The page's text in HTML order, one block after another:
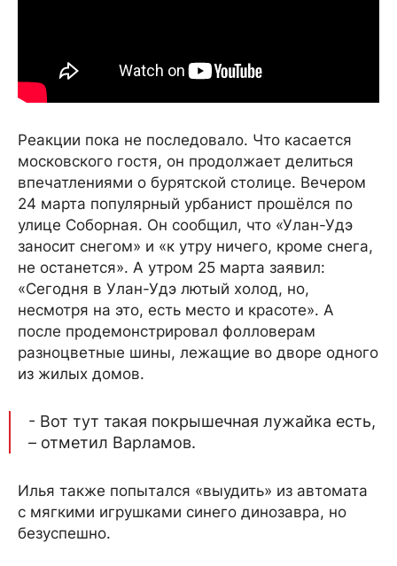
Реакции пока не последовало. Что касается
московского гостя, он продолжает делиться
впечатлениями о бурятской столице. Вечером
24 марта популярный урбанист прошёлся по
улице Соборная. Он сообщил, что «Улан-Удэ
заносит снегом» и «к утру ничего, кроме снега,
не останется». А утром 25 марта заявил:
«Сегодня в Улан-Удэ лютый холод, но,
несмотря на это, есть место и красоте». А
после продемонстрировал фолловерам
разноцветные шины, лежащие во дворе одного
из жилых домов.
- Вот тут такая покрышечная лужайка есть,
– отметил Варламов.
Илья также попытался «выудить» из автомата
с мягкими игрушками синего динозавра, но
безуспешно.